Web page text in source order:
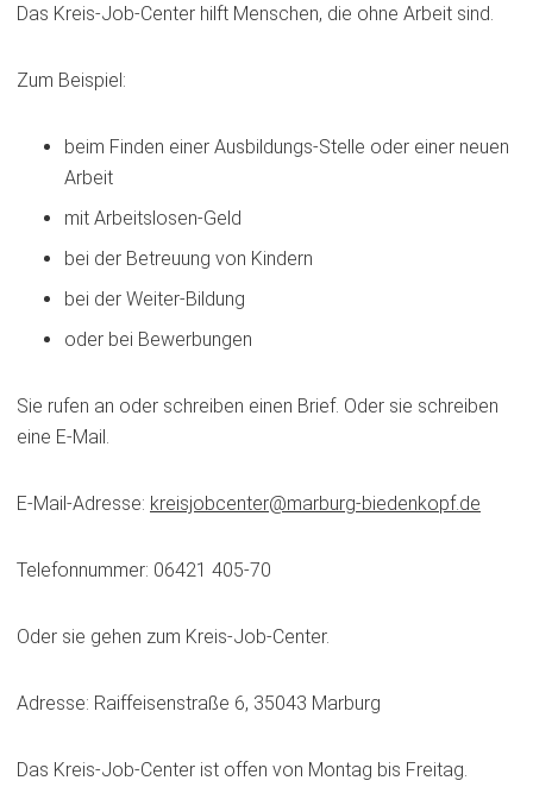
Das Kreis-Job-Center hilft Menschen, die ohne Arbeit sind.
Zum Beispiel:
beim Finden einer Ausbildungs-Stelle oder einer neuen
Arbeit
mit Arbeitslosen-Geld
bei der Betreuung von Kindern
bei der Weiter-Bildung
oder bei Bewerbungen
Sie rufen an oder schreiben einen Brief. Oder sie schreiben
eine E-Mail.
E-Mail-Adresse: kreisjobcenter marburg-biedenkopf de
Telefonnummer: 06421 405-70
Oder sie gehen zum Kreis-Job-Center.
Adresse: Raiffeisenstraße 6, 35043 Marburg
Das Kreis-Job-Center ist offen von Montag bis Freitag.